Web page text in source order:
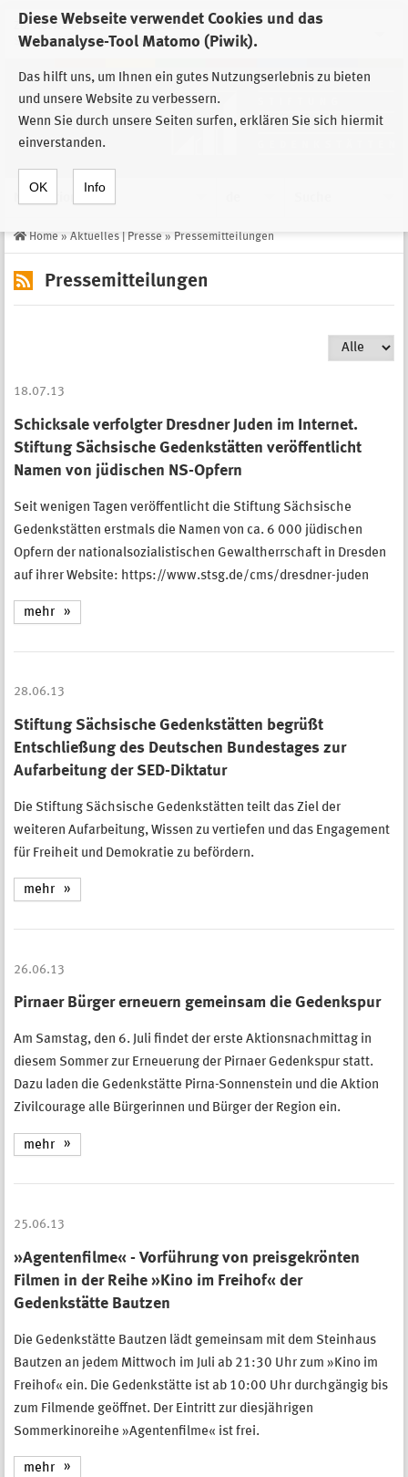
Diese Webseite verwendet Cookies und das
Webanalyse-Tool Matomo (Piwik).
Das hilft uns, um Ihnen ein gutes Nutzungserlebnis zu bieten
und unsere Website zu verbessern.
Wenn Sie durch unsere Seiten surfen, erklären Sie sich hiermit
einverstanden.
OK Info
Zur Auswahl der Einrichtungen der
Stiftung Sächsische Gedenkstätten
Home » Aktuelles | Presse » Pressemitteilungen
Pressemitteilungen
18.07.13
Schicksale verfolgter Dresdner Juden im Internet.
Stiftung Sächsische Gedenkstätten veröffentlicht
Namen von jüdischen NS-Opfern
Seit wenigen Tagen veröffentlicht die Stiftung Sächsische
Gedenkstätten erstmals die Namen von ca. 6 000 jüdischen
Opfern der nationalsozialistischen Gewaltherrschaft in Dresden
auf ihrer Website: https://www.stsg.de/cms/dresdner-juden
mehr
28.06.13
Stiftung Sächsische Gedenkstätten begrüßt
Entschließung des Deutschen Bundestages zur
Aufarbeitung der SED-Diktatur
Die Stiftung Sächsische Gedenkstätten teilt das Ziel der
weiteren Aufarbeitung, Wissen zu vertiefen und das Engagement
für Freiheit und Demokratie zu befördern.
mehr
26.06.13
Pirnaer Bürger erneuern gemeinsam die Gedenkspur
Am Samstag, den 6. Juli findet der erste Aktionsnachmittag in
diesem Sommer zur Erneuerung der Pirnaer Gedenkspur statt.
Dazu laden die Gedenkstätte Pirna-Sonnenstein und die Aktion
Zivilcourage alle Bürgerinnen und Bürger der Region ein.
mehr
25.06.13
»Agentenfilme« - Vorführung von preisgekrönten
Filmen in der Reihe »Kino im Freihof« der
Gedenkstätte Bautzen
Die Gedenkstätte Bautzen lädt gemeinsam mit dem Steinhaus
Bautzen an jedem Mittwoch im Juli ab 21:30 Uhr zum »Kino im
Freihof« ein. Die Gedenkstätte ist ab 10:00 Uhr durchgängig bis
zum Filmende geöffnet. Der Eintritt zur diesjährigen
Sommerkinoreihe »Agentenfilme« ist frei.
mehr